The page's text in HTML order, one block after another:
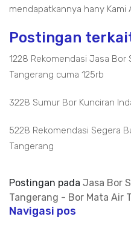
mendapatkannya hany Kami
Postingan
1228 Rekomendasi Jasa Bor
Tangerang cuma 125rb
3228 Sumur Bor Kunciran
5228 Rekomendasi Segera
Tangerang
Postingan pada Jasa Bor
Tangerang - Bor Mata Air
Navigasi pos